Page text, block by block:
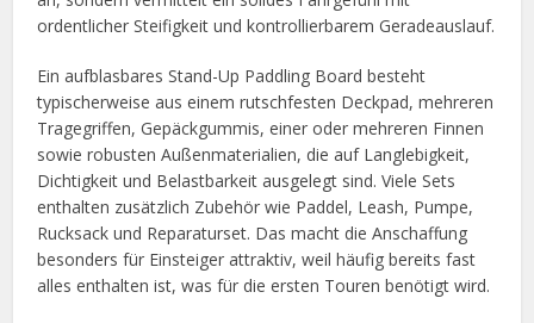
ordentlicher Steifigkeit und kontrollierbarem Geradeauslauf.
Ein aufblasbares Stand-Up Paddling Board besteht
typischerweise aus einem rutschfesten Deckpad, mehreren
Tragegriffen, Gepäckgummis, einer oder mehreren Finnen
sowie robusten Außenmaterialien, die auf Langlebigkeit,
Dichtigkeit und Belastbarkeit ausgelegt sind. Viele Sets
enthalten zusätzlich Zubehör wie Paddel, Leash, Pumpe,
Rucksack und Reparaturset. Das macht die Anschaffung
besonders für Einsteiger attraktiv, weil häufig bereits fast
alles enthalten ist, was für die ersten Touren benötigt wird.